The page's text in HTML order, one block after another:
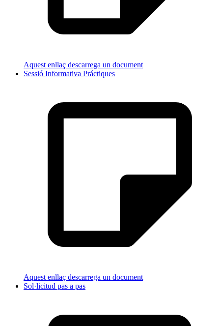
Aquest enllaç descarrega un document
Sessió Informativa Práctiques
Aquest enllaç descarrega un document
Sol·licitud pas a pas